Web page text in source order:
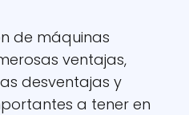
de máquinas
ventajas,
desventajas y
a tener en